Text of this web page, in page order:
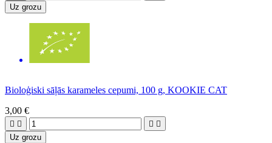
Uz grozu
Bioloģiski sāļās karameles cepumi, 100 g, KOOKIE CAT
3,00 €
   
Uz grozu